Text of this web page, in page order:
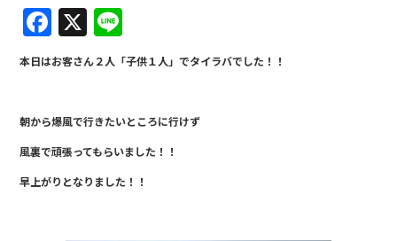
F
a
c
e
b
o
o
X
n
e
本日はお客さん２人「子供１人」でタイラバでした！！
朝から爆風で行きたいところに行けず
風裏で頑張ってもらいました！！
早上がりとなりました！！